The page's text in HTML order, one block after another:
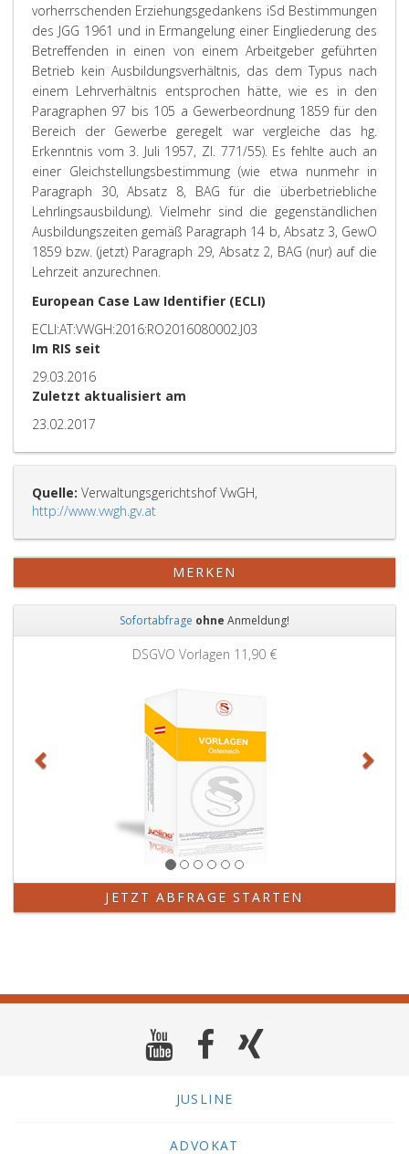
vorherrschenden Erziehungsgedankens iSd Bestimmungen
des JGG 1961 und in Ermangelung einer Eingliederung des
Betreffenden in einen von einem Arbeitgeber geführten
Betrieb kein Ausbildungsverhältnis, das dem Typus nach
einem Lehrverhältnis entsprochen hätte, wie es in den
Paragraphen 97 bis 105 a Gewerbeordnung 1859 für den
Bereich der Gewerbe geregelt war vergleiche das hg.
Erkenntnis vom 3. Juli 1957, Zl. 771/55). Es fehlte auch an
einer Gleichstellungsbestimmung (wie etwa nunmehr in
Paragraph 30, Absatz 8, BAG für die überbetriebliche
Lehrlingsausbildung). Vielmehr sind die gegenständlichen
Ausbildungszeiten gemäß Paragraph 14 b, Absatz 3, GewO
1859 bzw. (jetzt) Paragraph 29, Absatz 2, BAG (nur) auf die
Lehrzeit anzurechnen.
European Case Law Identifier (ECLI)
ECLI:AT:VWGH:2016:RO2016080002.J03
Im RIS seit
29.03.2016
Zuletzt aktualisiert am
23.02.2017
Quelle: Verwaltungsgerichtshof VwGH,
http://www.vwgh.gv.at
MERKEN
Sofortabfrage ohne Anmeldung!
DSGVO Vorlagen11,90 €
JETZT ABFRAGE STARTEN
JUSLINE
ADVOKAT